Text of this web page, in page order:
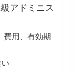
アドミニス
費用、有効期